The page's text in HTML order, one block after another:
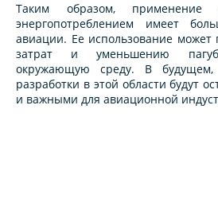
Таким образом, применение
энергопотреблением имеет
авиации. Ее использование
затрат и уменьшению
окружающую среду. В
разработки в этой области будут
и важными для авиационной